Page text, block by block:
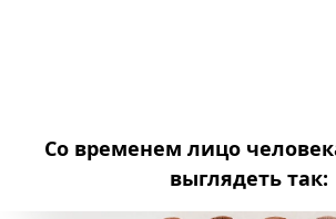
Со временем лицо
выглядеть так: